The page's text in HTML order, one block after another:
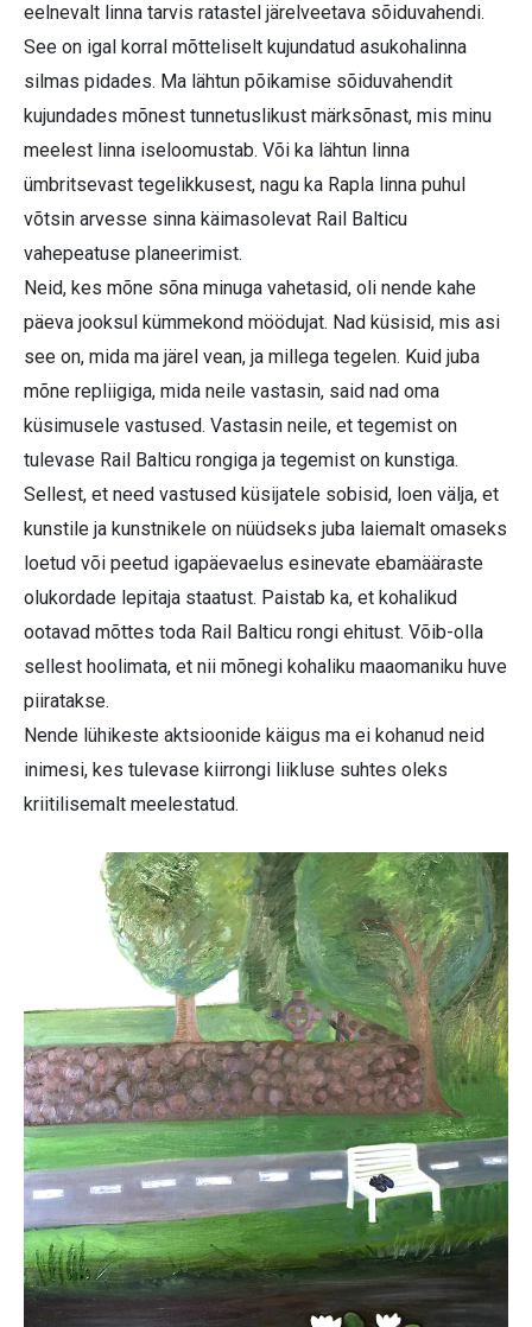
eelnevalt linna tarvis ratastel järelveetava sõiduvahendi.
See on igal korral mõtteliselt kujundatud asukohalinna
silmas pidades. Ma lähtun põikamise sõiduvahendit
kujundades mõnest tunnetuslikust märksõnast, mis minu
meelest linna iseloomustab. Või ka lähtun linna
ümbritsevast tegelikkusest, nagu ka Rapla linna puhul
võtsin arvesse sinna käimasolevat Rail Balticu
vahepeatuse planeerimist.
Neid, kes mõne sõna minuga vahetasid, oli nende kahe
päeva jooksul kümmekond möödujat. Nad küsisid, mis asi
see on, mida ma järel vean, ja millega tegelen. Kuid juba
mõne repliigiga, mida neile vastasin, said nad oma
küsimusele vastused. Vastasin neile, et tegemist on
tulevase Rail Balticu rongiga ja tegemist on kunstiga.
Sellest, et need vastused küsijatele sobisid, loen välja, et
kunstile ja kunstnikele on nüüdseks juba laiemalt omaseks
loetud või peetud igapäevaelus esinevate ebamääraste
olukordade lepitaja staatust. Paistab ka, et kohalikud
ootavad mõttes toda Rail Balticu rongi ehitust. Võib-olla
sellest hoolimata, et nii mõnegi kohaliku maaomaniku huve
piiratakse.
Nende lühikeste aktsioonide käigus ma ei kohanud neid
inimesi, kes tulevase kiirrongi liikluse suhtes oleks
kriitilisemalt meelestatud.